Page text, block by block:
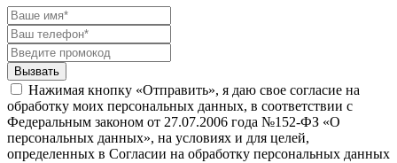
Нажимая кнопку «Отправить», я даю свое согласие на
обработку моих персональных данных, в соответствии с
Федеральным законом от 27.07.2006 года №152-ФЗ «О
персональных данных», на условиях и для целей,
определенных в Согласии на обработку персональных данных